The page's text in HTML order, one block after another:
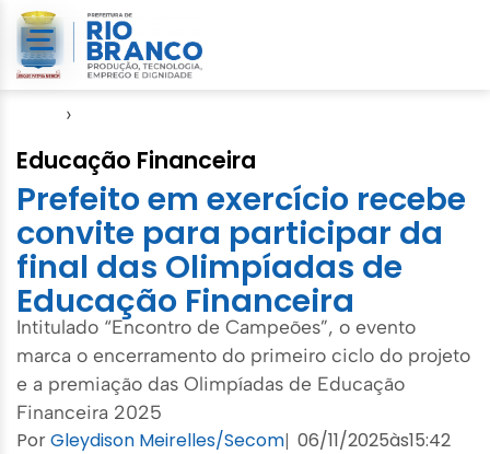
›
Educação Financeira
Prefeito em exercício recebe
convite para participar da
final das Olimpíadas de
Educação Financeira
Intitulado “Encontro de Campeões”, o evento
marca o encerramento do primeiro ciclo do projeto
e a premiação das Olimpíadas de Educação
Financeira 2025
PorGleydison Meirelles/Secom| 06/11/2025às15:42